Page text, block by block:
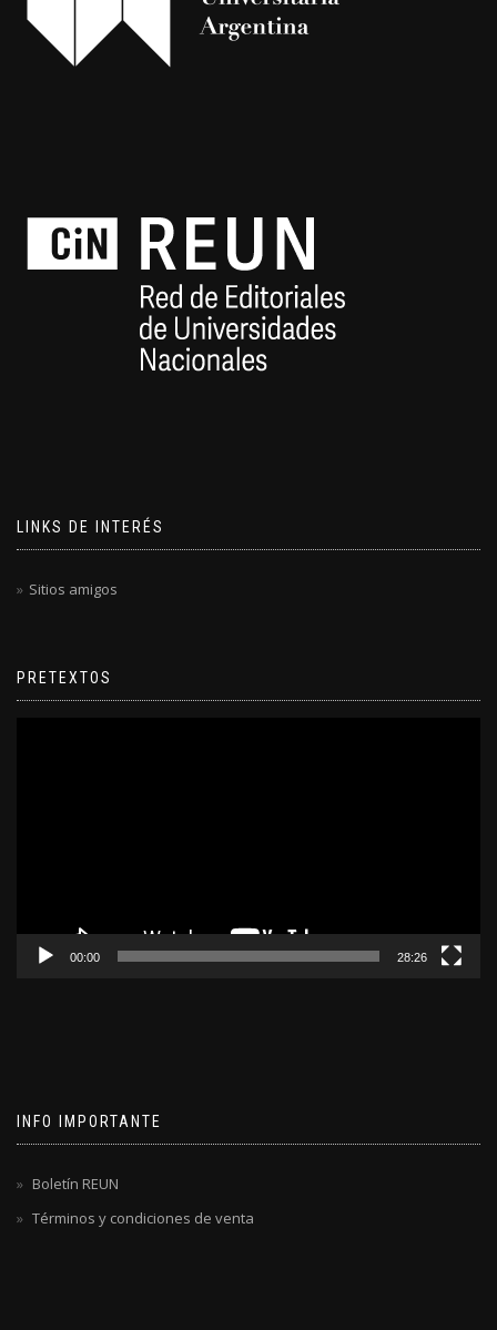
LINKS DE INTERÉS
Sitios amigos
PRETEXTOS
00:00 28:26
INFO IMPORTANTE
Boletín REUN
Términos y condiciones de venta